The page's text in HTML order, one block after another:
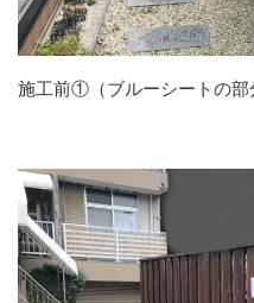
施工前①（ブルーシートの部